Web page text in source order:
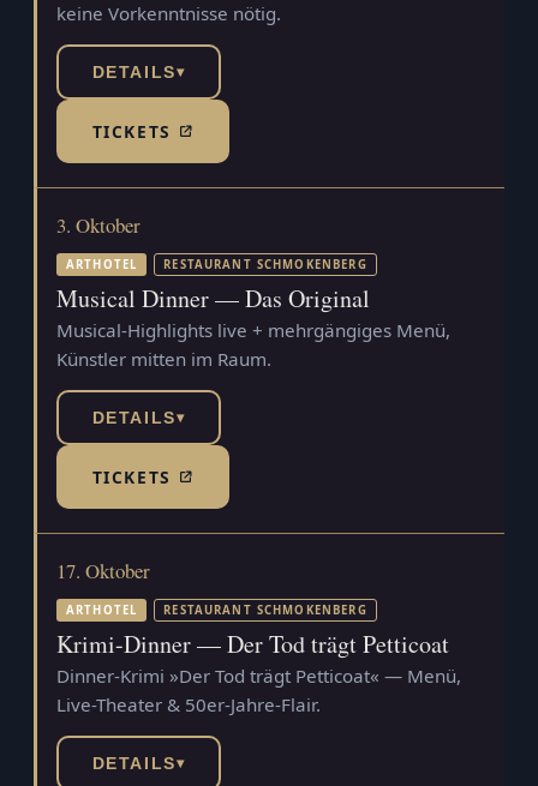
keine Vorkenntnisse nötig.
DETAILS▾
TICKETS(TICKETSHOP, ÖFFNET IN NEUEM TAB)
3. Oktober
ARTHOTEL RESTAURANT SCHMOKENBERG
Musical Dinner — Das Original
Musical-Highlights live + mehrgängiges Menü,
Künstler mitten im Raum.
DETAILS▾
TICKETS(TICKETSHOP, ÖFFNET IN NEUEM TAB)
17. Oktober
ARTHOTEL RESTAURANT SCHMOKENBERG
Krimi-Dinner — Der Tod trägt Petticoat
Dinner-Krimi »Der Tod trägt Petticoat« — Menü,
Live-Theater & 50er-Jahre-Flair.
DETAILS▾